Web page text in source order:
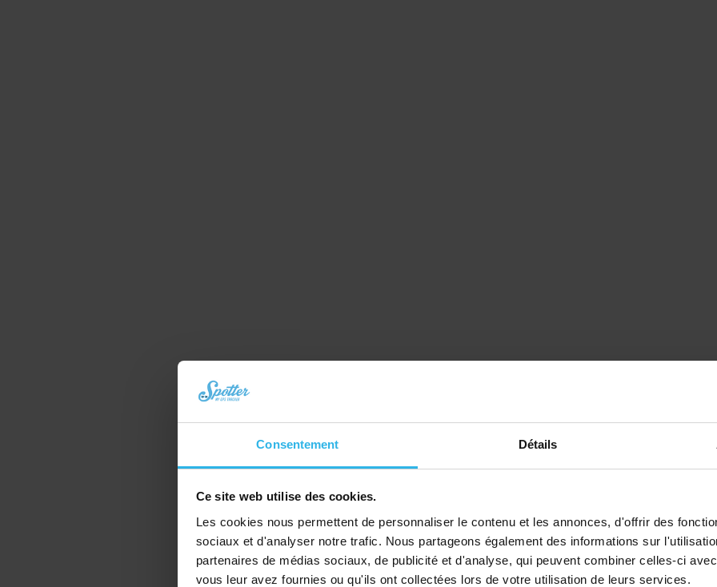
Consentement Détails
Ce site web utilise des cookies.
Les cookies nous permettent de personnaliser le contenu et les annonces, d'offrir des
sociaux et d'analyser notre trafic. Nous partageons également des informations sur
partenaires de médias sociaux, de publicité et d'analyse, qui peuvent combiner celles-ci
vous leur avez fournies ou qu'ils ont collectées lors de votre utilisation de leurs services.